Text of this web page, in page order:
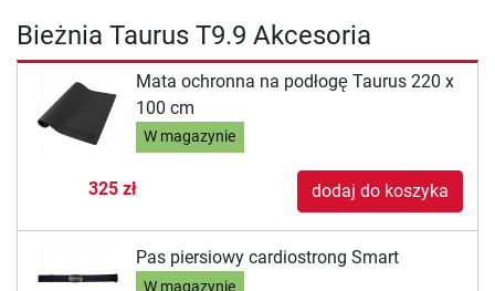
Bieżnia Taurus T9.9 Akcesoria
Mata ochronna na podłogę Taurus 220 x
100 cm
W magazynie
325 zł dodaj do koszyka
Pas piersiowy cardiostrong Smart
W magazynie